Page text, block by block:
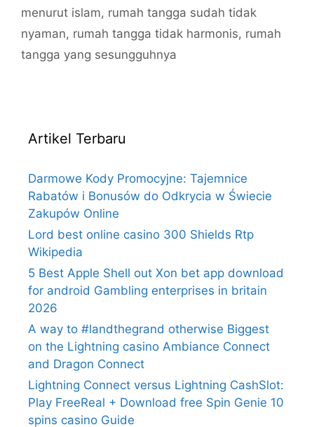
menurut islam, rumah tangga sudah tidak
nyaman, rumah tangga tidak harmonis, rumah
tangga yang sesungguhnya
Artikel Terbaru
Darmowe Kody Promocyjne: Tajemnice
Rabatów i Bonusów do Odkrycia w Świecie
Zakupów Online
Lord best online casino 300 Shields Rtp
Wikipedia
5 Best Apple Shell out Xon bet app download
for android Gambling enterprises in britain
2026
A way to #landthegrand otherwise Biggest
on the Lightning casino Ambiance Connect
and Dragon Connect
Lightning Connect versus Lightning CashSlot:
Play FreeReal + Download free Spin Genie 10
spins casino Guide